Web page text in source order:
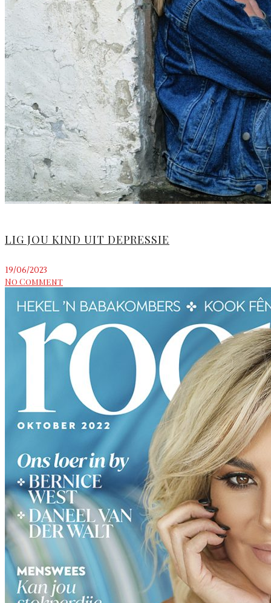
LIG JOU KIND UIT DEPRESSIE
19/06/2023
No Comment